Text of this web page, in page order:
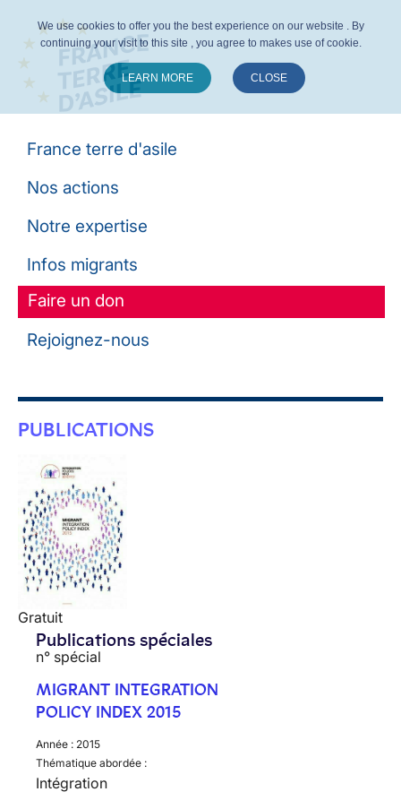
France terre d'asile
Nos actions
Notre expertise
Infos migrants
Faire un don
Rejoignez-nous
PUBLICATIONS
Gratuit
Publications spéciales
n° spécial
MIGRANT INTEGRATION
POLICY INDEX 2015
Année : 2015
Thématique abordée :
Intégration
We use cookies to offer you the best experience on our website . By
continuing your visit to this site , you agree to makes use of cookie.
LEARN MORE CLOSE